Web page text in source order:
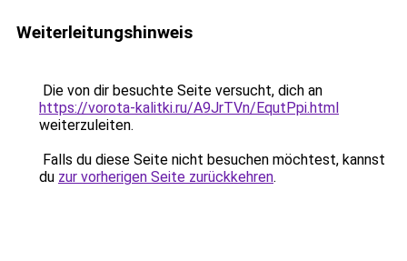
Weiterleitungshinweis
Die von dir besuchte Seite versucht, dich an
https://vorota-kalitki.ru/A9JrTVn/EqutPpi.html
weiterzuleiten.
Falls du diese Seite nicht besuchen möchtest, kannst
du zur vorherigen Seite zurückkehren.